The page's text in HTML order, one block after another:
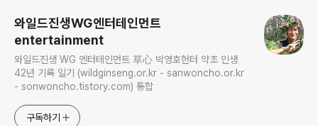
와일드진생WG엔터테인먼트
entertainment
와일드진생 WG 엔터테인먼트 草心 박영호헌터 약초 인생
42년 기록 일기 (wildginseng.or.kr - sanwoncho.or.kr
- sonwoncho.tistory.com) 통합
구독하기